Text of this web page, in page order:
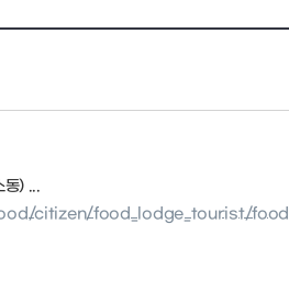
) ...
citizen/food_lodge_tourist/food